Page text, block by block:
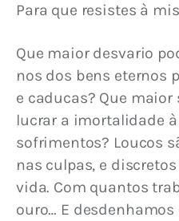
Para que resistes à
Que maior desvario
nos dos bens eternos
e caducas? Que
lucrar a imortalidade
sofrimentos? Loucos
nas culpas, e
vida. Com quantos
ouro… E desdenhamos